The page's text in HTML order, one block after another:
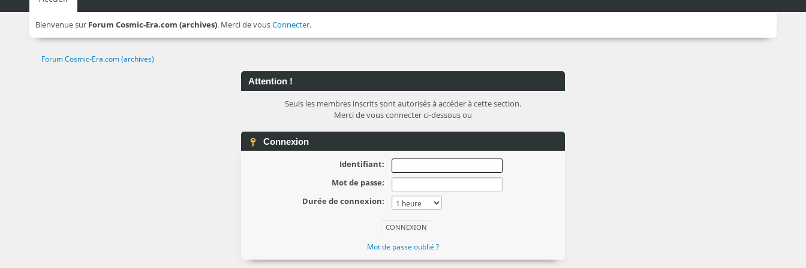
Bienvenue sur Forum Cosmic-Era.com (archives). Merci de vousConnecter.
Forum Cosmic-Era.com (archives)
Attention !
Seuls les membres inscrits sont autorisés à accéder à cette section.
Merci de vous connecter ci-dessous ou
Connexion
Identifiant:
Mot de passe:
Durée de connexion:
Mot de passe oublié ?